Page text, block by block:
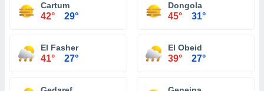
Cartum
42° 29°
Dongola
45° 31°
El Fasher
41° 27°
El Obeid
39° 27°